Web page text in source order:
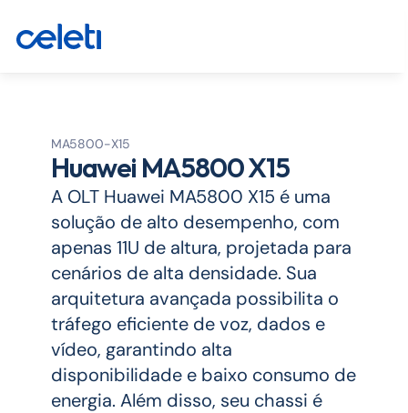
MA5800-X15
Huawei MA5800 X15
A OLT Huawei MA5800 X15 é uma
solução de alto desempenho, com
apenas 11U de altura, projetada para
cenários de alta densidade. Sua
arquitetura avançada possibilita o
tráfego eficiente de voz, dados e
vídeo, garantindo alta
disponibilidade e baixo consumo de
energia. Além disso, seu chassi é